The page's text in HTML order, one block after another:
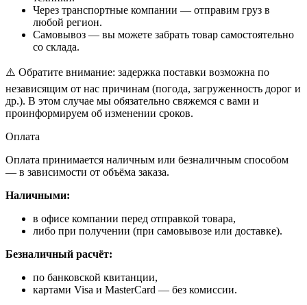
Через транспортные компании — отправим груз в
любой регион.
Самовывоз — вы можете забрать товар самостоятельно
со склада.
⚠️ Обратите внимание: задержка поставки возможна по
независящим от нас причинам (погода, загруженность дорог и
др.). В этом случае мы обязательно свяжемся с вами и
проинформируем об изменении сроков.
Оплата
Оплата принимается наличным или безналичным способом
— в зависимости от объёма заказа.
Наличными:
в офисе компании перед отправкой товара,
либо при получении (при самовывозе или доставке).
Безналичный расчёт:
по банковской квитанции,
картами Visa и MasterCard — без комиссии.